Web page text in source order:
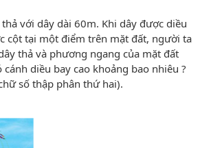
với dây dài 60m. Khi dây được diều
cột tại một điểm trên mặt đất, người ta
thả và phương ngang của mặt đất
cánh diều bay cao khoảng bao nhiêu ?
số thập phân thứ hai).